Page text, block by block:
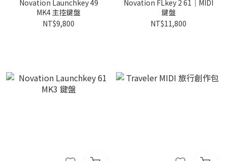
Novation Launchkey 49
MK4 主控鍵盤
NT$9,800
Novation FLkey 2 61｜MIDI
鍵盤
NT$11,800